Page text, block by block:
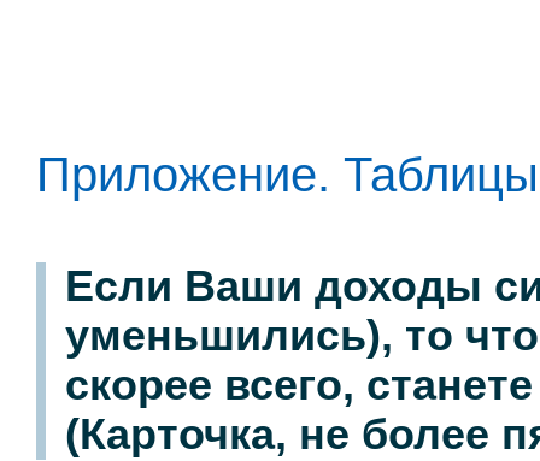
Приложение. Таблицы
Если Ваши доходы
уменьшились), то
скорее всего,
(Карточка, не более